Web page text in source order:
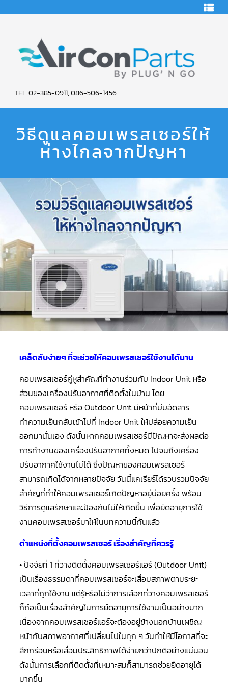
AIR
CON
PARTS
SERVICE
TEL. 02-385-0911, 086-506-1456
HOME
คอมเพรสเซอร์
COPELAND
COPELAND
น้ำยา
แอร์
R22
คอมเพรสเซอร์
แอร์
SCROLL
COPELAND
น้ำยา
แอร์
R134A
คอมเพรสเซอร์
แอร์
SCROLL
COPELAND
น้ำยา
แอร์
R407C
คอมเพรสเซอร์
SCROLL
COPELAND
น้ำยา
SCROLL
DANFOSS
คอมเพรสเซอร์
แอร์
SCROLL
DANFOSS
น้ำยา
แอร์
R22
คอมเพรสเซอร์
แอร์
SCROLL
DANFOSS
น้ำยา
แอร์
R407C
คอมเพรสเซอร์
ROTARY
SCI/MITSUBISHI
คอมเพรสเซอร์
แอร์
ROTARY
SCI/MITSUBISHI
น้ำยา
แอร์
R22
คอมเพรสเซอร์
แอร์
ROTARY
วิธีดูแลคอมเพรสเซอร์ให้
ห่างไกลจากปัญหา
เคล็ดลับง่ายๆ ที่จะช่วยให้คอมเพรสเซอร์ใช้งานได้นาน
คอมเพรสเซอร์คู่หูสำคัญที่ทำงานร่วมกับ Indoor Unit หรือ
ส่วนของเครื่องปรับอากาศที่ติดตั้งในบ้าน โดย
คอมเพรสเซอร์ หรือ Outdoor Unit มีหน้าที่บีบอัดสาร
ทำความเย็นกลับเข้าไปที่ Indoor Unit ให้ปล่อยความเย็น
ออกมานั่นเอง ดังนั้นหากคอมเพรสเซอร์มีปัญหาจะส่งผลต่อ
การทำงานของเครื่องปรับอากาศทั้งหมด ไปจนถึงเครื่อง
ปรับอากาศใช้งานไม่ได้ ซึ่งปัญหาของคอมเพรสเซอร์
สามารถเกิดได้จากหลายปัจจัย วันนี้แคเรียร์ได้รวบรวมปัจจัย
สำคัญที่ทำให้คอมเพรสเซอร์เกิดปัญหาอยู่บ่อยครั้ง พร้อม
วิธีการดูแลรักษาและป้องกันไม่ให้เกิดขึ้น เพื่อยืดอายุการใช้
งานคอมเพรสเซอร์มาให้ในบทความนี้กันแล้ว
ตำแหน่งที่ตั้งคอมเพรสเซอร์ เรื่องสำคัญที่ควรรู้
• ปัจจัยที่ 1 ที่วางติดตั้งคอมเพรสเซอร์แอร์ (Outdoor Unit)
เป็นเรื่องธรรมดาที่คอมเพรสเซอร์จะเสื่อมสภาพตามระยะ
เวลาที่ถูกใช้งาน แต่รู้หรือไม่ว่าการเลือกที่วางคอมเพรสเซอร์
ก็ถือเป็นเรื่องสำคัญในการยืดอายุการใช้งานเป็นอย่างมาก
เนื่องจากคอมเพรสเซอร์แอร์จะต้องอยู่ข้างนอกบ้านเผชิญ
หน้ากับสภาพอากาศที่เปลี่ยนไปในทุก ๆ วันทำให้มีโอกาสที่จะ
สึกกร่อนหรือเสื่อมประสิทธิภาพได้ง่ายกว่าปกติอย่างแน่นอน
ดังนั้นการเลือกที่ติดตั้งที่เหมาะสมก็สามารถช่วยยืดอายุได้
มากขึ้น